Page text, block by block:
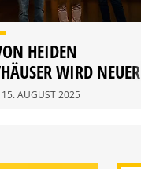
HEIDEN
WIRD NEUER
PARTNER
AUGUST 2025